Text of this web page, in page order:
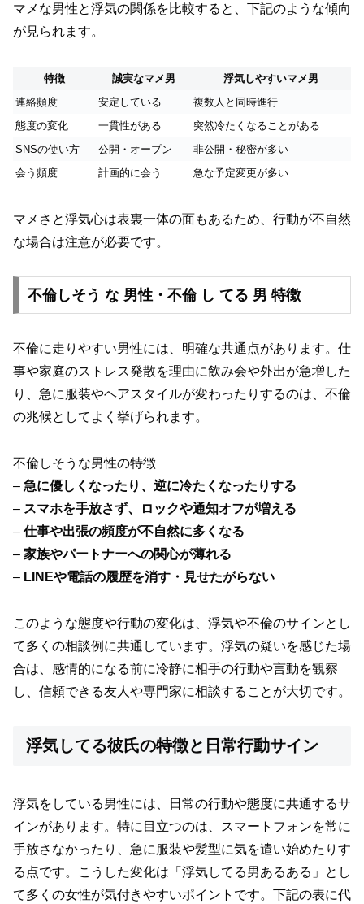
マメな男性と浮気の関係を比較すると、下記のような傾向
が見られます。
特徴 誠実なマメ男
浮気しやすいマメ男
連絡頻度
安定している
複数人と同時進行
態度の変化
一貫性がある
突然冷たくなることがある
SNSの使い方
公開・オープン
非公開・秘密が多い
会う頻度
計画的に会う 急な予定変更が多い
マメさと浮気心は表裏一体の面もあるため、行動が不自然
な場合は注意が必要です。
不倫しそう な 男性・不倫 し てる 男 特徴
不倫に走りやすい男性には、明確な共通点があります。仕
事や家庭のストレス発散を理由に飲み会や外出が急増した
り、急に服装やヘアスタイルが変わったりするのは、不倫
の兆候としてよく挙げられます。
不倫しそうな男性の特徴
– 急に優しくなったり、逆に冷たくなったりする
– スマホを手放さず、ロックや通知オフが増える
– 仕事や出張の頻度が不自然に多くなる
– 家族やパートナーへの関心が薄れる
– LINEや電話の履歴を消す・見せたがらない
このような態度や行動の変化は、浮気や不倫のサインとし
て多くの相談例に共通しています。浮気の疑いを感じた場
合は、感情的になる前に冷静に相手の行動や言動を観察
し、信頼できる友人や専門家に相談することが大切です。
浮気してる彼氏の特徴と日常行動サイン
浮気をしている男性には、日常の行動や態度に共通するサ
インがあります。特に目立つのは、スマートフォンを常に
手放さなかったり、急に服装や髪型に気を遣い始めたりす
る点です。こうした変化は「浮気してる男あるある」とし
て多くの女性が気付きやすいポイントです。下記の表に代